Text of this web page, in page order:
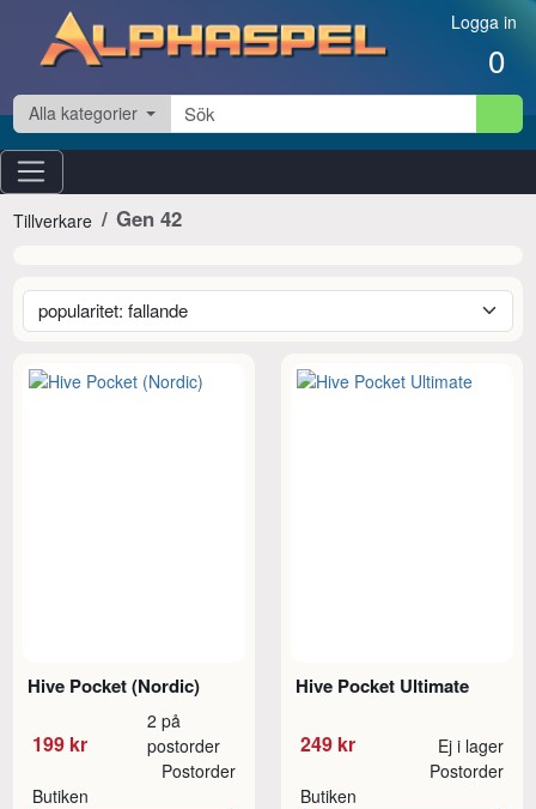
Hoppa till innehåll Logga in
0
Alla kategorier
Tillverkare Gen 42
Hive Pocket (Nordic)
199 kr
2 på
postorder
Butiken
Postorder
Hive Pocket Ultimate
249 kr Ej i lager
Butiken
Postorder